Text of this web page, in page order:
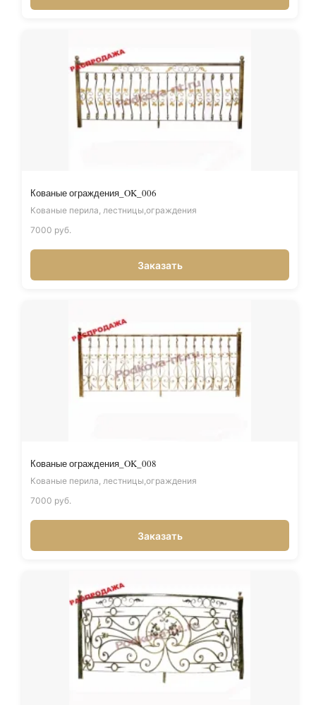
Кованые ограждения_OK_006
Кованые перила, лестницы,ограждения
7000 руб.
Заказать
Кованые ограждения_OK_008
Кованые перила, лестницы,ограждения
7000 руб.
Заказать